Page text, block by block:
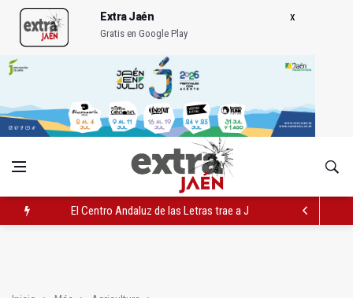
Extra Jaén
Gratis en Google Play
El Centro Andaluz de las Letras trae a Jaén al filósofo Omar